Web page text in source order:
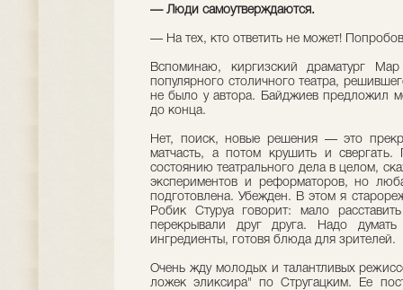
— Люди самоутверждаются.
— На тех, кто ответить не может!
Вспоминаю, киргизский драматург
популярного столичного театра,
не было у автора. Байджиев предложил
до конца.
Нет, поиск, новые решения — это
матчасть, а потом крушить и
состоянию театрального дела в целом,
экспериментов и реформаторов, но
подготовлена. Убежден. В этом я
Робик Стуруа говорит: мало
перекрывали друг друга. Надо
ингредиенты, готовя блюда для зрителей.
Очень жду молодых и талантливых
ложек эликсира" по Стругацким. Ее